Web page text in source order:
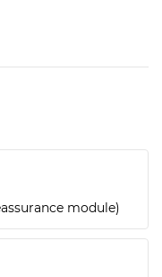
module)